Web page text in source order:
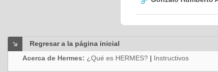
Regresar a la página inicial
Acerca de Hermes: ¿Qué es HERMES? | Instructivos